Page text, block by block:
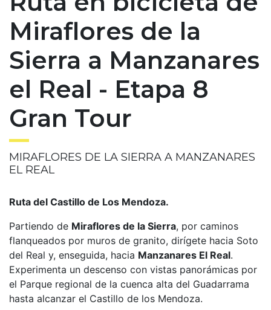
Miraflores de la
Sierra a Manzanares
el Real - Etapa 8
Gran Tour
MIRAFLORES DE LA SIERRA A MANZANARES
EL REAL
Ruta del Castillo de Los Mendoza.
Partiendo de Miraflores de la Sierra, por caminos
flanqueados por muros de granito, dirígete hacia Soto
del Real y, enseguida, hacia Manzanares El Real.
Experimenta un descenso con vistas panorámicas por
el Parque regional de la cuenca alta del Guadarrama
hasta alcanzar el Castillo de los Mendoza.